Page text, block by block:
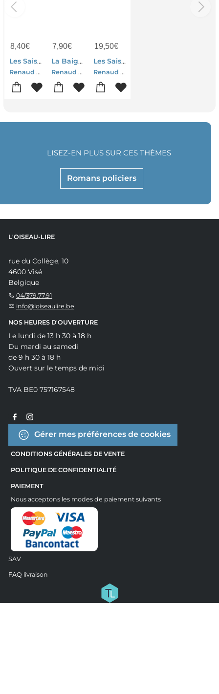
8,40€
Les Saisons Inversees
Renaud S. Lyautey
7,90€
La Baignoire De Staline
Renaud S. Lyautey
19,50€
Les Saisons Inversees
Renaud S. Lyautey
Romans policiers
LISEZ-EN PLUS SUR CES THÈMES
L'OISEAU-LIRE
rue du Collège, 10
4600 Visé
Belgique
04/379.77.91
info@loiseaulire.be
NOS HEURES D'OUVERTURE
Le lundi de 13 h 30 à 18 h
Du mardi au samedi
de 9 h 30 à 18 h
Ouvert sur le temps de midi
TVA BE0 757167548
Gérer mes préférences de cookies
CONDITIONS GÉNÉRALES DE VENTE
POLITIQUE DE CONFIDENTIALITÉ
PAIEMENT
Nous acceptons les modes de paiement suivants
SAV
FAQ livraison